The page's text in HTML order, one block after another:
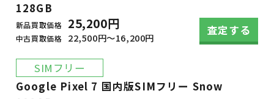
128GB
新品買取価格 25,200円
中古買取価格 22,500円～16,200円
査定する
SIMフリー
Google Pixel 7 国内版SIMフリー Snow